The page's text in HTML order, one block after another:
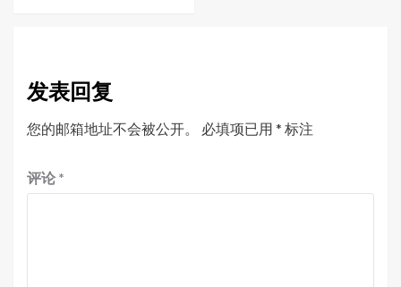
发表回复
您的邮箱地址不会被公开。 必填项已用 * 标注
评论 *